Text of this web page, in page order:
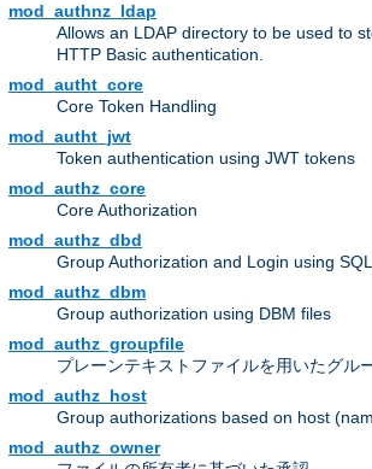
mod_authnz_ldap
Allows an LDAP directory to be used to
HTTP Basic authentication.
mod_autht_core
Core Token Handling
mod_autht_jwt
Token authentication using JWT tokens
mod_authz_core
Core Authorization
mod_authz_dbd
Group Authorization and Login using SQL
mod_authz_dbm
Group authorization using DBM files
mod_authz_groupfile
プレーンテキストファイルを用いたグル
mod_authz_host
Group authorizations based on host
mod_authz_owner